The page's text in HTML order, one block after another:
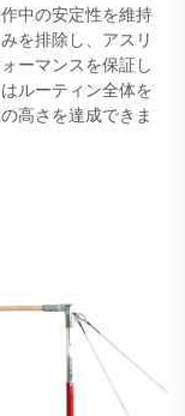
中の安定性を維持
を排除し、アスリ
ーマンスを保証し
ルーティン全体を
高さを達成できま